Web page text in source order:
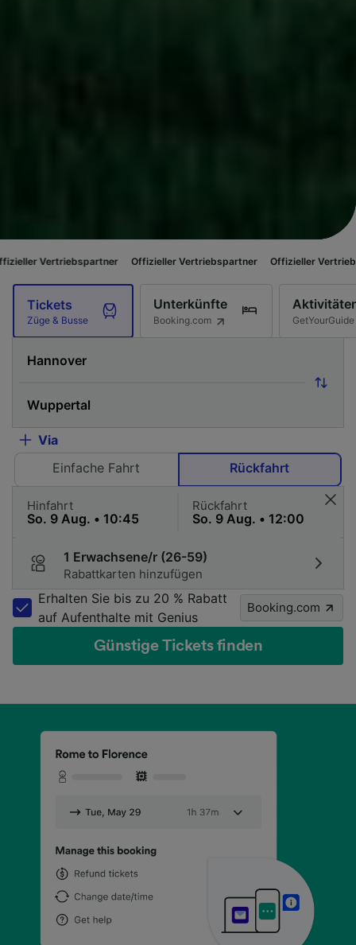
Offizieller Vertriebspartner Offizieller Vertriebspartner
Tickets
Züge & Busse
Unterkünfte
Booking.com GetYourGuide
Via
Einfache Fahrt
Rückfahrt
Hinfahrt Rückfahrt
1 Erwachsene/r (26-59)
Rabattkarten hinzufügen
Erhalten Sie bis zu 20 % Rabatt
auf Aufenthalte mit Genius
Booking.com
Günstige Tickets finden